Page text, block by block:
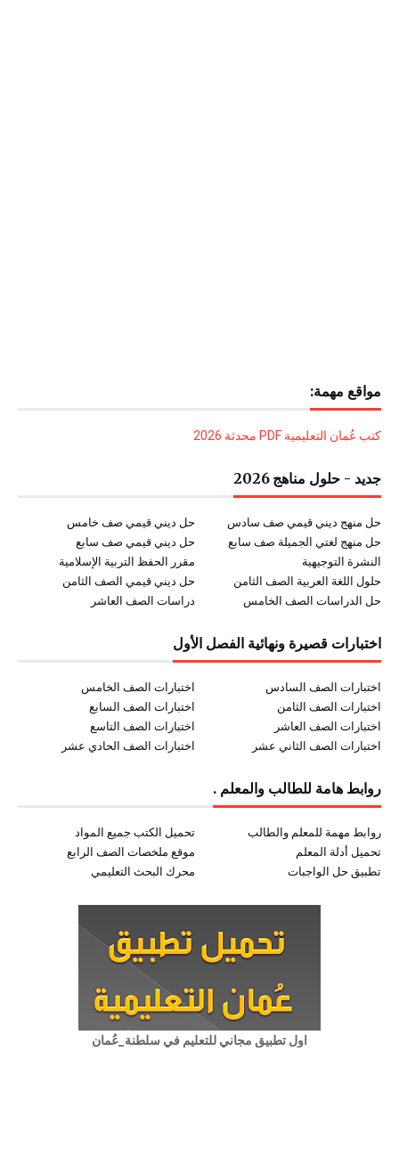
مواقع مهمة:
كتب عُمان التعليمية PDF محدثة 2026
جديد - حلول مناهج 2026
حل ديني قيمي صف خامس
حل منهج ديني قيمي صف سادس
حل ديني قيمي صف سابع
حل منهج لغتي الجميلة صف سابع
مقرر الحفظ التربية الإسلامية
النشرة التوجيهية
حل ديني قيمي الصف الثامن
حلول اللغة العربية الصف الثامن
دراسات الصف العاشر
حل الدراسات الصف الخامس
اختبارات قصيرة ونهائية الفصل الأول
اختبارات الصف الخامس
اختبارات الصف السادس
اختبارات الصف السابع
اختبارات الصف الثامن
اختبارات الصف التاسع
اختبارات الصف العاشر
اختبارات الصف الحادي عشر
اختبارات الصف الثاني عشر
روابط هامة للطالب والمعلم .
تحميل الكتب جميع المواد
روابط مهمة للمعلم والطالب
موقع ملخصات الصف الرابع
تحميل أدلة المعلم
محرك البحث التعليمي
تطبيق حل الواجبات
اول تطبيق مجاني للتعليم في سلطنة_عُمان